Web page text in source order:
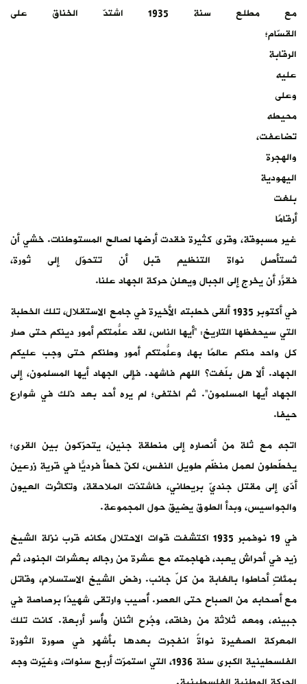
مع مطلع سنة 1935 اشتدّ الخناق على
القسّام؛
الرقابة
عليه
وعلى
محيطه
تضاعفت،
والهجرة
اليهودية
بلغت
أرقامًا
غير مسبوقة، وقرى كثيرة فقدت أرضها لصالح المستوطنات. خشي أن
تُستأصل نواة التنظيم قبل أن تتحوّل إلى ثورة،
فقرّر أن يخرج إلى الجبال ويعلن حركة الجهاد علنًا.
في أكتوبر 1935 ألقى خطبته الأخيرة في جامع الاستقلال، تلك الخطبة
التي سيحفظها التاريخ: “أيها الناس، لقد علّمتُكم أمور دينكم حتى صار
كل واحد منكم عالمًا بها، وعلّمتُكم أمور وطنكم حتى وجب عليكم
الجهاد. ألا هل بلّغت؟ اللهم فاشهد. فإلى الجهاد أيها المسلمون، إلى
الجهاد أيها المسلمون”. ثم اختفى؛ لم يره أحد بعد ذلك في شوارع
حيفا.
اتجه مع ثلة من أنصاره إلى منطقة جنين، يتحرّكون بين القرى؛
يخطّطون لعمل منظّم طويل النفس، لكنّ خطأ فرديًّا في قرية زرعين
أدّى إلى مقتل جنديّ بريطاني، فاشتدّت الملاحقة، وتكاثرت العيون
والجواسيس، وبدأ الطوق يضيق حول المجموعة.
في 19 نوفمبر 1935 اكتشفت قوات الاحتلال مكانه قرب نزلة الشيخ
زيد في أحراش يعبد، فهاجمته مع عشرة من رجاله بعشرات الجنود، ثم
بمئاتٍ أحاطوا بالغابة من كلّ جانب. رفض الشيخ الاستسلام، وقاتل
مع أصحابه من الصباح حتى العصر. أُصيب وارتقى شهيدًا برصاصة في
جبينه، ومعه ثلاثة من رفاقه، وجُرح اثنان وأُسر أربعة. كانت تلك
المعركة الصغيرة نواةً انفجرت بعدها بأشهر في صورة الثورة
الفلسطينية الكبرى سنة 1936، التي استمرّت أربع سنوات، وغيّرت وجه